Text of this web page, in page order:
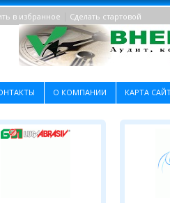
в избранное Сделать стартовой
О КОМПАНИИ КАРТА